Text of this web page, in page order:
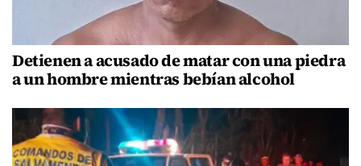
Detienen a acusado de matar con una piedra
a un hombre mientras bebían alcohol